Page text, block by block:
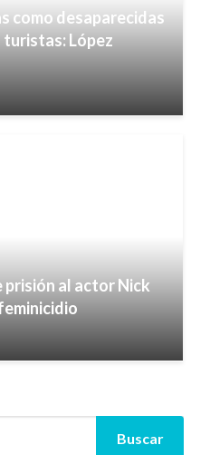
como desaparecidas
turistas: López
prisión al actor Nick
Buscar